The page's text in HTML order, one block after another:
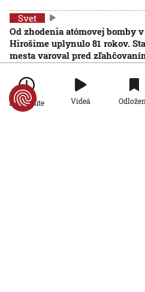
Svet
Od zhodenia atómovej bomby v
Hirošime uplynulo 81 rokov.
mesta varoval pred
neľudskosti jadrových zbraní
6. 8. 2026, 10:39:25 Aktualizované: 6. 8. 2026,
Svet
Po minúte Videá